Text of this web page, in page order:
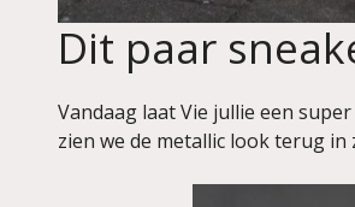
Dit paar
Vandaag laat Vie jullie een
zien we de metallic look terug